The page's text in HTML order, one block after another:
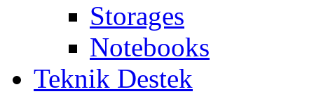
Storages
Notebooks
Teknik Destek